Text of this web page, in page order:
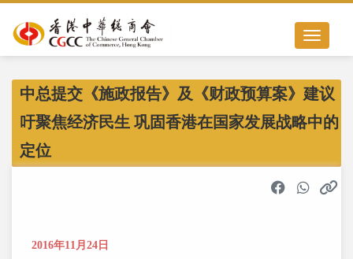
Toggle
中总提交《施政报告》及《财政预算案》建议
吁聚焦经济民生 巩固香港在国家发展战略中的
定位
2016年11月24日